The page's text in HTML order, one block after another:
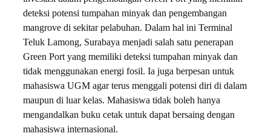
deteksi potensi tumpahan minyak dan pengembangan
mangrove di sekitar pelabuhan. Dalam hal ini Terminal
Teluk Lamong, Surabaya menjadi salah satu penerapan
Green Port yang memiliki deteksi tumpahan minyak dan
tidak menggunakan energi fosil. Ia juga berpesan untuk
mahasiswa UGM agar terus menggali potensi diri di dalam
maupun di luar kelas. Mahasiswa tidak boleh hanya
mengandalkan buku cetak untuk dapat bersaing dengan
mahasiswa internasional.